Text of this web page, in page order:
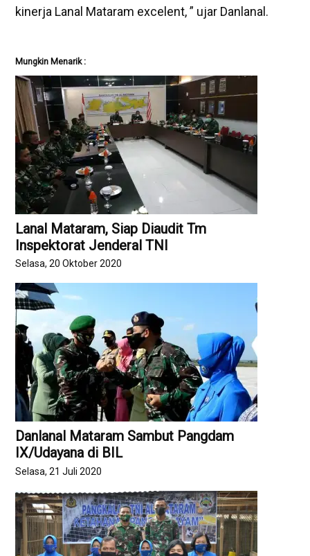
kinerja Lanal Mataram excelent, ” ujar Danlanal.
Mungkin Menarik :
Lanal Mataram, Siap Diaudit Tm
Inspektorat Jenderal TNI
Selasa, 20 Oktober 2020
Danlanal Mataram Sambut Pangdam
IX/Udayana di BIL
Selasa, 21 Juli 2020